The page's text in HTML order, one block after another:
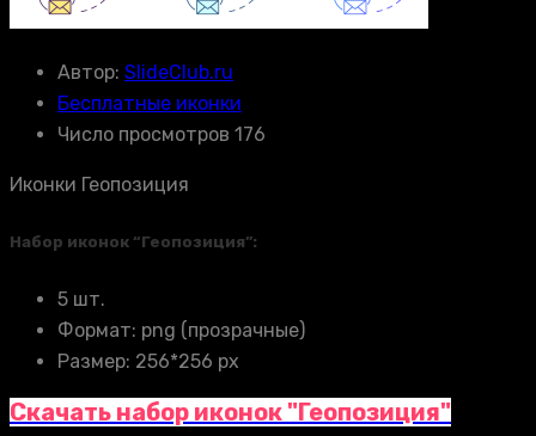
Автор: SlideClub.ru
Бесплатные иконки
Число просмотров 176
Иконки Геопозиция
Набор иконок “Геопозиция”:
5 шт.
Формат: png (прозрачные)
Размер: 256*256 px
Скачать набор иконок "Геопозиция"